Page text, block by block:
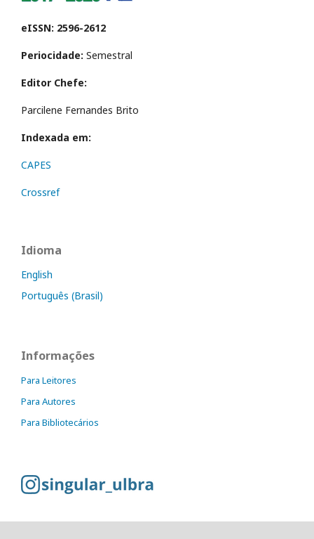
eISSN: 2596-2612
Periocidade: Semestral
Editor Chefe:
Parcilene Fernandes Brito
Indexada em:
CAPES
Crossref
Idioma
English
Português (Brasil)
Informações
Para Leitores
Para Autores
Para Bibliotecários